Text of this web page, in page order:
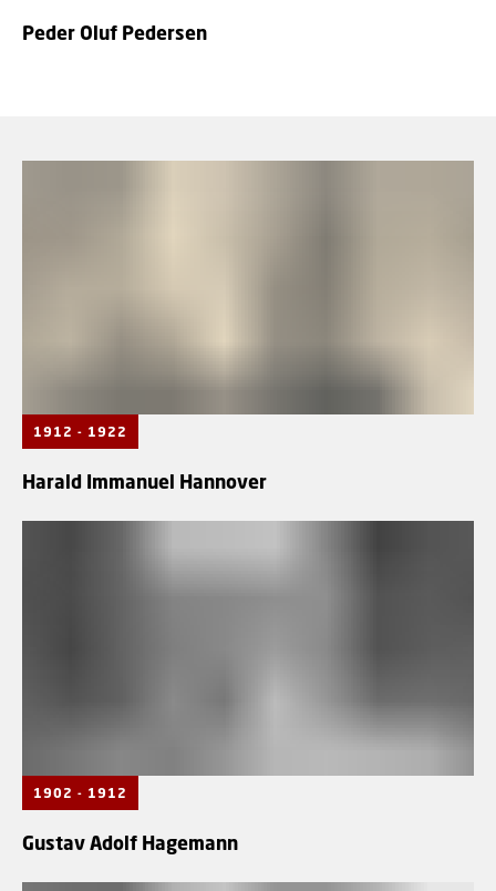
Peder Oluf Pedersen
1912 - 1922
Harald Immanuel Hannover
1902 - 1912
Gustav Adolf Hagemann